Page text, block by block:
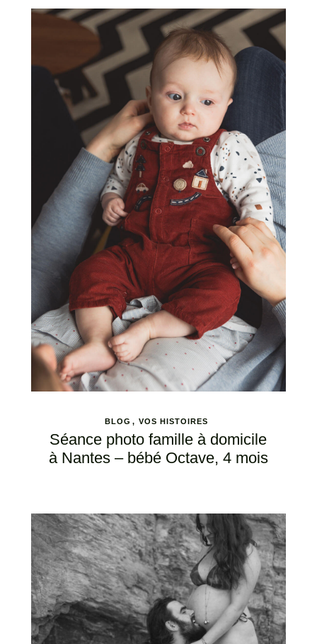
BLOG VOS HISTOIRES
Séance photo famille à domicile
à Nantes – bébé Octave, 4 mois